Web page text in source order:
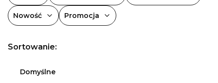
Nowość Promocja
Lista produktów
Sortowanie:
Domyślne